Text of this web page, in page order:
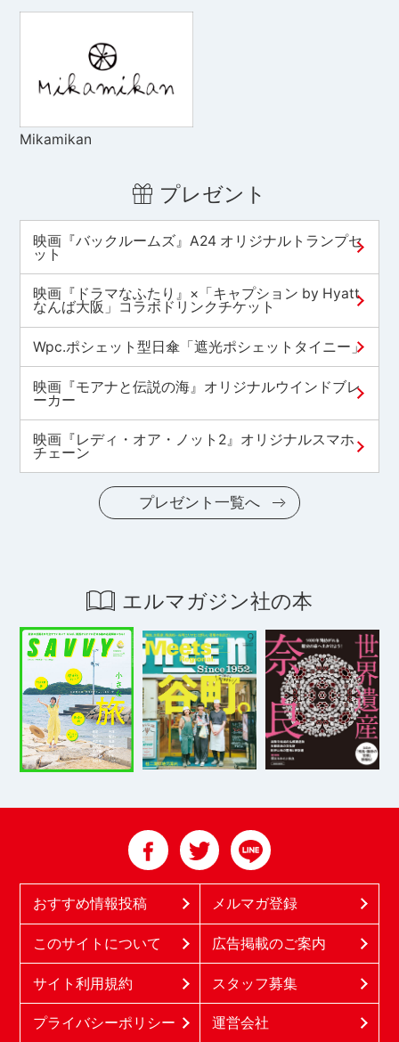
Mikamikan
プレゼント
映画『バックルームズ』A24 オリジナルトランプセ
ット
映画『ドラマなふたり』×「キャプション by Hyatt
なんば大阪」コラボドリンクチケット
Wpc.ポシェット型日傘「遮光ポシェットタイニー」
映画『モアナと伝説の海』オリジナルウインドブレ
ーカー
映画『レディ・オア・ノット2』オリジナルスマホ
チェーン
プレゼント一覧へ
エルマガジン社の本
おすすめ情報投稿 メルマガ登録
このサイトについて 広告掲載のご案内
サイト利用規約 スタッフ募集
プライバシーポリシー 運営会社